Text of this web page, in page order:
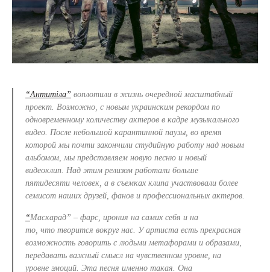
“Антитіла” воплотили в жизнь очередной масштабный
проект. Возможно, с новым украинским рекордом по
одновременному количеству актеров в кадре музыкального
видео. После небольшой карантинной паузы, во время
которой мы почти закончили студийную работу над новым
альбомом, мы представляем новую песню и новый
видеоклип. Над этим релизом работали больше
пятидесяти человек , а в съемках клипа участвовали более
семисот наших друзей, фанов и профессиональных актеров.
“Маскарад” – фарс, ирония на самих себя и на
то, что творится вокруг нас. У артиста есть прекрасная
возможность говорить с людьми метафорами и образами
передавать важный смысл на чувственном уровне, на
уровне эмоций. Эта песня именно такая. Она